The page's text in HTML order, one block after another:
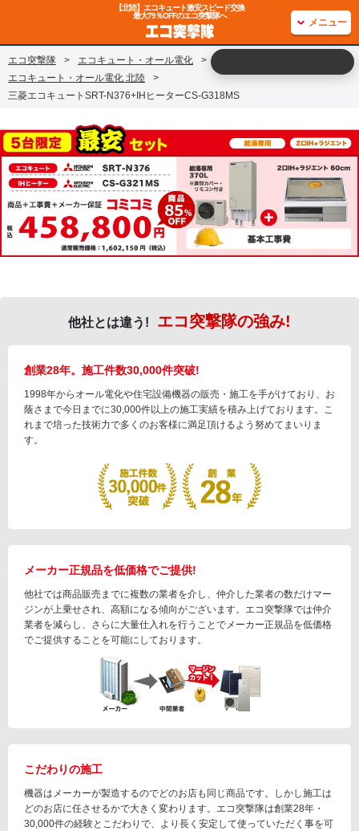
【北陸】エコキュート激安スピード交換
最大79％OFFのエコ突撃隊へ
メニュー
エコ突撃隊 > エコキュート・オール電化
>
エコキュート・オール電化 北陸
>
三菱エコキュートSRT-N376+IHヒーターCS-G318MS
他社とは違う! エコ突撃隊の強み!
創業28年。施工件数30,000件突破!
1998年からオール電化や住宅設備機器の販売・施工を手がけており、お
蔭さまで今日までに30,000件以上の施工実績を積み上げております。こ
れまで培った技術力で多くのお客様に満足頂けるよう努めてまいりま
す。
メーカー正規品を低価格でご提供!
他社では商品販売までに複数の業者を介し、仲介した業者の数だけマー
ジンが上乗せされ、高額になる傾向がございます。エコ突撃隊では仲介
業者を減らし、さらに大量仕入れを行うことでメーカー正規品を低価格
でご提供することを可能にしております。
こだわりの施工
機器はメーカーが製造するのでどのお店も同じ商品です。しかし施工は
どのお店に任させるかで大きく変わります。エコ突撃隊は創業28年・
30,000件の経験とこだわりで、より長く安定して使っていただく事を可